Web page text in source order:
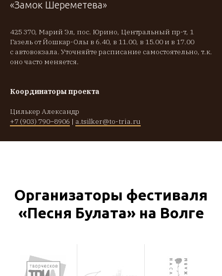
«Замок Шереметева»
425 370, Марий Эл, пос. Юрино, Центральный пр-т, 1
Газель от Йошкар-Олы в 6.40, в 11.00, в 15.00 и в 17.00
с автовокзала. Уточняйте расписание самостоятельно, т.к.
оно часто меняется.
Координаторы проекта
Цилькер Александр
+7 (903) 790−8906 | a.tsilker@to-tria.ru
Организаторы фестиваля
«Песня Булата» на Волге